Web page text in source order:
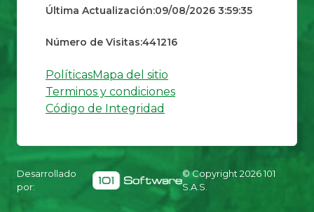
Última Actualización:09/08/2026 3:59:35
Número de Visitas:441216
PolíticasMapa del sitio
Terminos y condiciones
Código de Integridad
Desarrollado
por:
© Copyright2026101
S.A.S.